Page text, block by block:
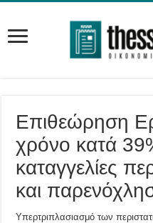
Επιθεώρηση
χρόνο κατά
καταγγελίες
και
Υπερτριπλασιασμό των